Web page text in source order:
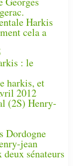
Harkis
cela a
: le
harkis, et
2012
(2S) Henry-
Dordogne
jean
sénateurs